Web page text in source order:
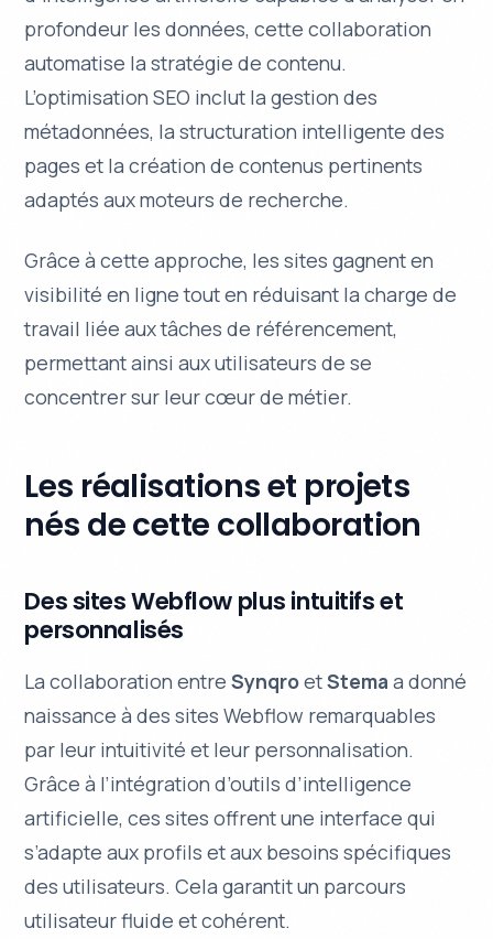
profondeur les données, cette collaboration
automatise la stratégie de contenu.
L’optimisation SEO inclut la gestion des
métadonnées, la structuration intelligente des
pages et la création de contenus pertinents
adaptés aux moteurs de recherche.
Grâce à cette approche, les sites gagnent en
visibilité en ligne tout en réduisant la charge de
travail liée aux tâches de référencement,
permettant ainsi aux utilisateurs de se
concentrer sur leur cœur de métier.
Les réalisations et projets
nés de cette collaboration
Des sites Webflow plus intuitifs et
personnalisés
La collaboration entreSynqroetStema a donné
naissance à des sites Webflow remarquables
par leur intuitivité et leur personnalisation.
Grâce à l’intégration d’outils d’intelligence
artificielle, ces sites offrent une interface qui
s’adapte aux profils et aux besoins spécifiques
des utilisateurs. Cela garantit un parcours
utilisateur fluide et cohérent.